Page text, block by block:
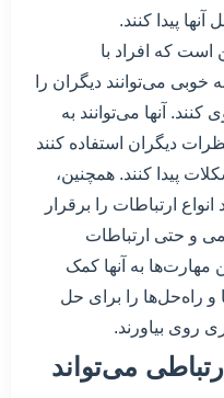
پیدا کنند.
است که افراد با
می‌توانند دیگران را
آنها می‌توانند به
دیگران استفاده کنند
پیدا کنند. همچنین،
ارتباطات را برقرار
و حتی ارتباطات
مهارت‌ها به آنها کمک
و راه‌حل‌ها را برای حل
روی بیاورند.
می‌تواند